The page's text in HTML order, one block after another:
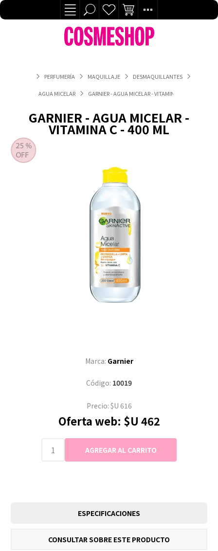
PERFUMERÍA MAQUILLAJE DESMAQUILLANTES
AGUA MICELAR GARNIER - AGUA MICELAR - VITAMINA C - 400 ML
GARNIER - AGUA MICELAR -
VITAMINA C - 400 ML
Marca: Garnier
Código: 10019
Precio: $U 616
Oferta web: $U 462
ESPECIFICACIONES
CONSULTAR SOBRE ESTE PRODUCTO